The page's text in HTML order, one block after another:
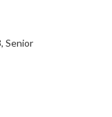
Senior